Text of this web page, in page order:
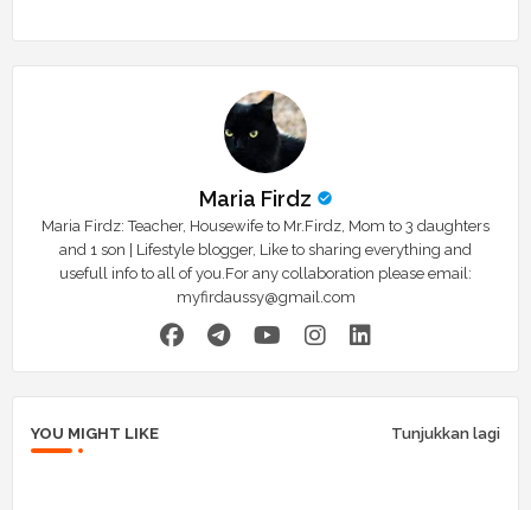
Maria Firdz
Maria Firdz: Teacher, Housewife to Mr.Firdz, Mom to 3 daughters
and 1 son | Lifestyle blogger, Like to sharing everything and
usefull info to all of you.For any collaboration please email:
myfirdaussy@gmail.com
YOU MIGHT LIKE Tunjukkan lagi